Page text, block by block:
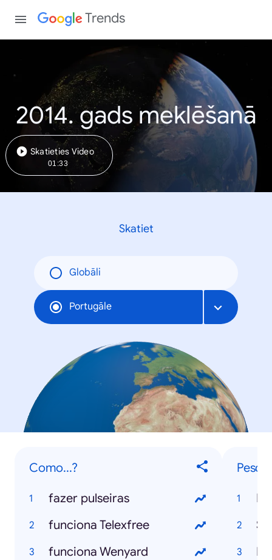
Trends
2014. gads meklēšanā
Skatieties Video
01:33
Skatiet
Globāli
Portugāle
Como...?
fazer pulseiras
funciona Telexfree
funciona Wenyard